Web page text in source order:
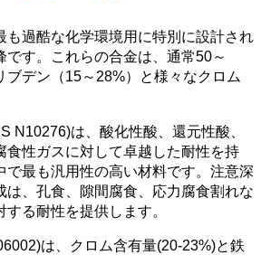
も過酷な化学環境用に特別に設計され
です。これらの合金は、通常50～
ブデン（15～28%）と様々なクロム
N10276)は、酸化性酸、還元性酸、
食性ガスに対して卓越した耐性を持
で最も汎用性の高い材料です。注意深
は、孔食、隙間腐食、応力腐食割れな
る耐性を提供します。
は、クロム含有量(20-23%)と鉄